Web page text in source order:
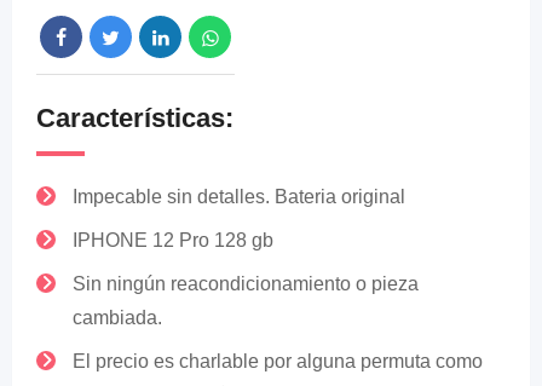
Características:
Impecable sin detalles. Bateria original
IPHONE 12 Pro 128 gb
Sin ningún reacondicionamiento o pieza
cambiada.
El precio es charlable por alguna permuta como